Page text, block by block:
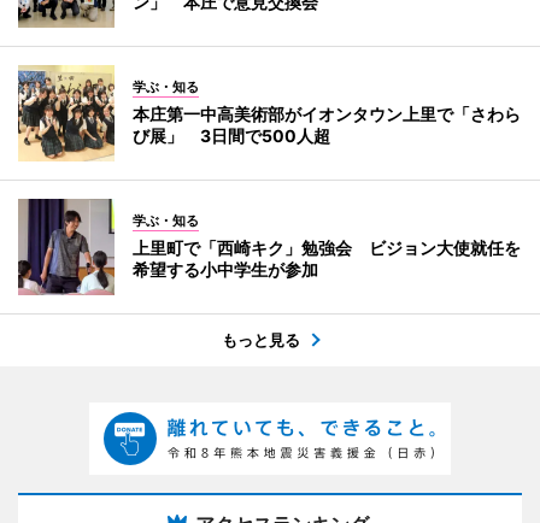
学ぶ・知る
本庄第一中高美術部がイオンタウン上里で「さわら
び展」 3日間で500人超
学ぶ・知る
上里町で「西崎キク」勉強会 ビジョン大使就任を
希望する小中学生が参加
もっと見る